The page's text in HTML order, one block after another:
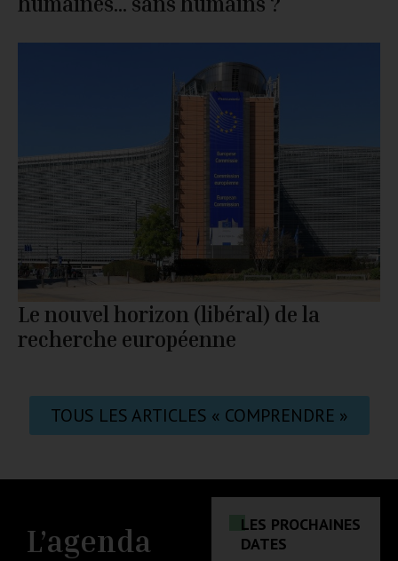
Le nouvel horizon (libéral) de la
recherche européenne
TOUS LES ARTICLES « COMPRENDRE »
L’agenda
LES PROCHAINES
DATES